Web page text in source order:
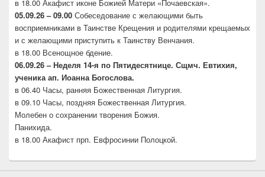
в 18.00 Акафист иконе Божией Матери «Почаевская».
05.09.26 – 09.00 Собеседование с желающими быть
восприемниками в Таинстве Крещения и родителями крещаемых
и с желающими приступить к Таинству Венчания.
в 18.00 Всенощное бдение.
06.09.26 – Неделя 14-я по Пятидесятнице. Сщмч. Евтихия,
ученика ап. Иоанна Богослова.
в 06.40 Часы, ранняя Божественная Литургия.
в 09.10 Часы, поздняя Божественная Литургия.
Молебен о сохранении творения Божия.
Панихида.
в 18.00 Акафист прп. Евфросинии Полоцкой.